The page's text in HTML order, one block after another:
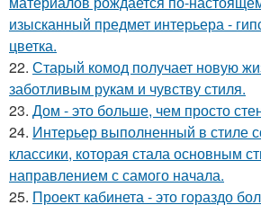
изысканный предмет интерьера -
цветка.
22. Старый комод получает новую
заботливым рукам и чувству стиля.
23. Дом - это больше, чем просто
24. Интерьер выполненный в стиле
классики, которая стала основным
направлением с самого начала.
25. Проект кабинета - это гораздо